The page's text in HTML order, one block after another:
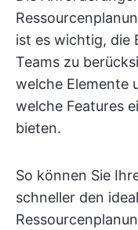
ist es wichtig, die
Teams zu
welche Elemente
welche Features
bieten.
So können Sie
schneller den